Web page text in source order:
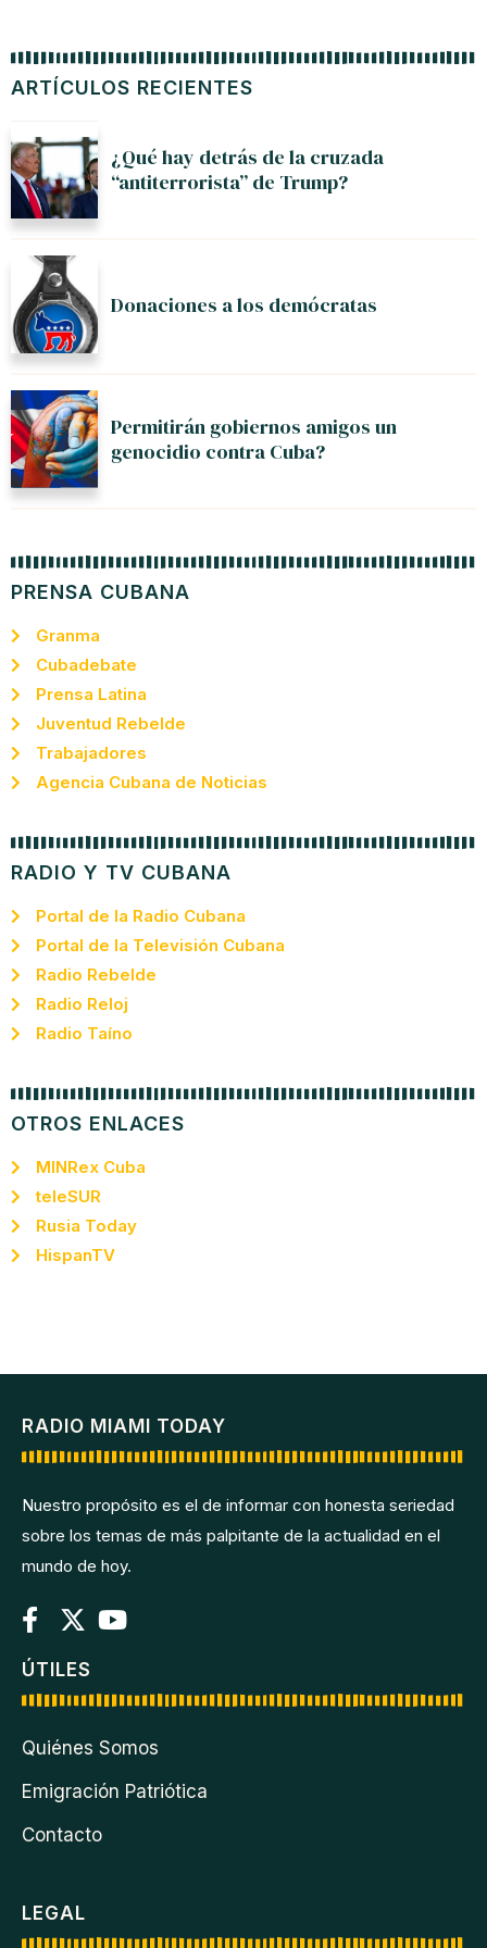
ARTÍCULOS RECIENTES
¿Qué hay detrás de la cruzada
“antiterrorista” de Trump?
Donaciones a los demócratas
Permitirán gobiernos amigos un
genocidio contra Cuba?
PRENSA CUBANA
Granma
Cubadebate
Prensa Latina
Juventud Rebelde
Trabajadores
Agencia Cubana de Noticias
RADIO Y TV CUBANA
Portal de la Radio Cubana
Portal de la Televisión Cubana
Radio Rebelde
Radio Reloj
Radio Taíno
OTROS ENLACES
MINRex Cuba
teleSUR
Rusia Today
HispanTV
RADIO MIAMI TODAY
Nuestro propósito es el de informar con honesta seriedad
sobre los temas de más palpitante de la actualidad en el
mundo de hoy.
ÚTILES
Quiénes Somos
Emigración Patriótica
Contacto
LEGAL